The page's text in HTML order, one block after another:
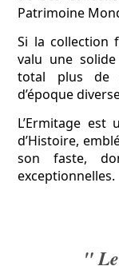
Patrimoine
Si la collection
valu une
total plus de
d’époque
L’Ermitage
d’Histoire,
son faste,
exceptionnelles.
"